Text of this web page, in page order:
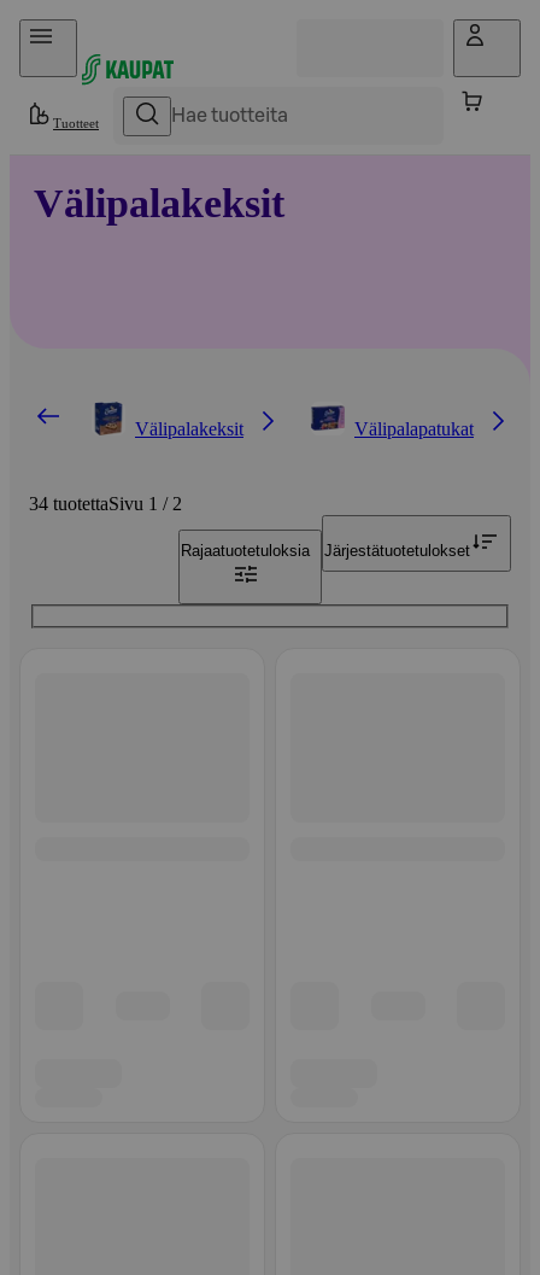
Hyppää sisältöön
Tuotteet
Välipalakeksit
Välipalakeksit Välipalapatukat
34 tuotettaSivu 1 / 2
Rajaatuotetuloksia Järjestätuotetulokset